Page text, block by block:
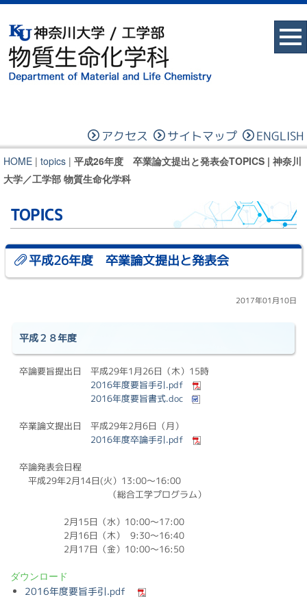
アクセス サイトマップ ENGLISH
HOME | topics | 平成26年度 卒業論文提出と発表会TOPICS | 神奈川
大学／工学部 物質生命化学科
TOPICS
平成26年度 卒業論文提出と発表会
2017年01月10日
平成２８年度
卒論要旨提出日 平成29年1月26日（木）15時
2016年度要旨手引.pdf
2016年度要旨書式.doc
卒業論文提出日 平成29年2月6日（月）
2016年度卒論手引.pdf
卒論発表会日程
平成29年2月14日(火）13:00〜16:00
（総合工学プログラム）
2月15日（水）10:00〜17:00
2月16日（木） 9:30〜16:40
2月17日（金）10:00〜16:50
ダウンロード
2016年度要旨手引.pdf